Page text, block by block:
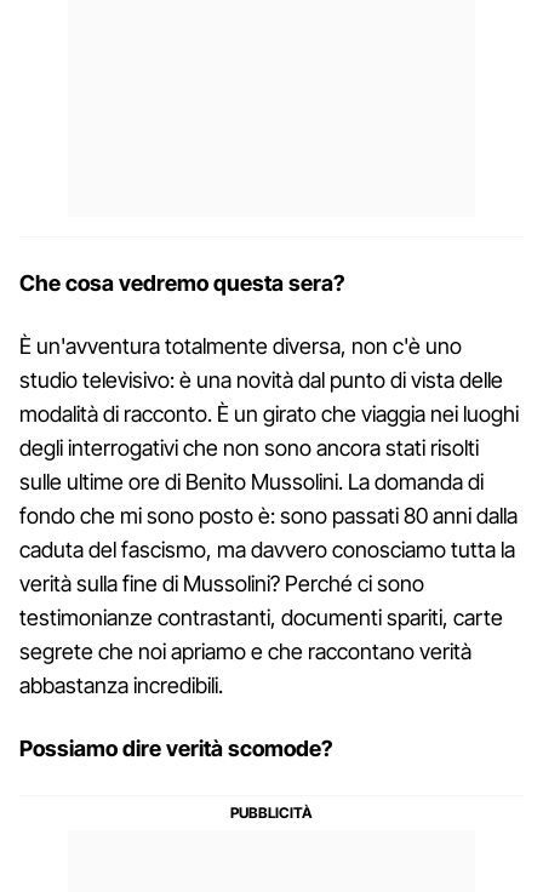
Che cosa vedremo questa sera?
È un'avventura totalmente diversa, non c'è uno
studio televisivo: è una novità dal punto di vista delle
modalità di racconto. È un girato che viaggia nei luoghi
degli interrogativi che non sono ancora stati risolti
sulle ultime ore di Benito Mussolini. La domanda di
fondo che mi sono posto è: sono passati 80 anni dalla
caduta del fascismo, ma davvero conosciamo tutta la
verità sulla fine di Mussolini? Perché ci sono
testimonianze contrastanti, documenti spariti, carte
segrete che noi apriamo e che raccontano verità
abbastanza incredibili.
Possiamo dire verità scomode?